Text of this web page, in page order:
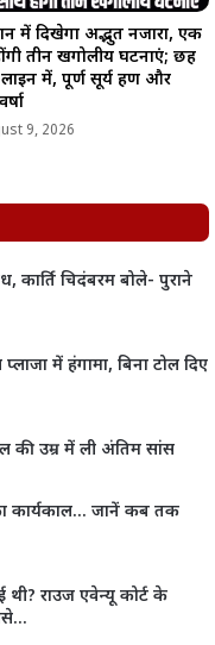
में दिखेगा अद्भुत नजारा, एक
तीन खगोलीय घटनाएं; छह
लाइन में, पूर्ण सूर्य ग्रहण और
9, 2026
कार्ति चिदंबरम बोले- पुराने
में हंगामा, बिना टोल दिए
की उम्र में ली अंतिम सांस
कार्यकाल… जानें कब तक
राउज एवेन्यू कोर्ट के